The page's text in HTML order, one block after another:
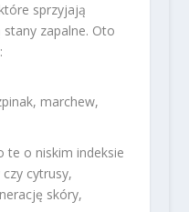
sprzyjają
zapalne. Oto
marchew,
te o niskim indeksie
cytrusy,
skóry,